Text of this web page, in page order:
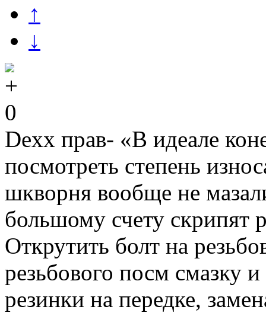
↑
↓
0
Dexx прав- «В идеале
посмотреть степень
шкворня вообще не
большому счету скрипят
Открутить болт на
резьбового посм смазку
резинки на передке,